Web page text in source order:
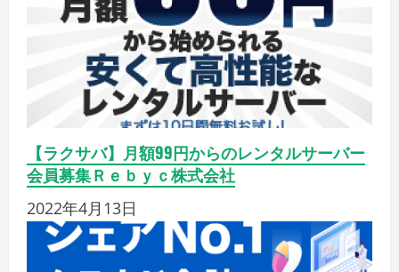
【ラクサバ】月額99円からのレンタルサーバー
会員募集Ｒｅｂｙｃ株式会社
2022年4月13日